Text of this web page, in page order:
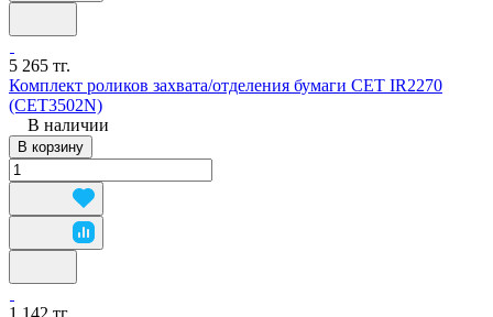
5 265 тг.
Комплект роликов захвата/отделения бумаги CET IR2270
(CET3502N)
В наличии
В корзину
1 142 тг.